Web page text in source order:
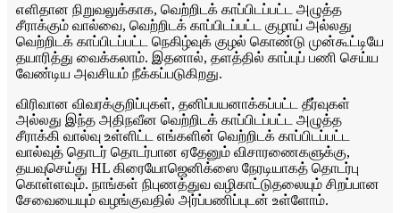
எளிதான நிறுவலுக்காக, வெற்றிடக் காப்பிடப்பட்ட அழுத்த
சீராக்கும் வால்வை, வெற்றிடக் காப்பிடப்பட்ட குழாய் அல்லது
வெற்றிடக் காப்பிடப்பட்ட நெகிழ்வுக் குழல் கொண்டு முன்கூட்டியே
தயாரித்து வைக்கலாம். இதனால், தளத்தில் காப்புப் பணி செய்ய
வேண்டிய அவசியம் நீக்கப்படுகிறது.
விரிவான விவரக்குறிப்புகள், தனிப்பயனாக்கப்பட்ட தீர்வுகள்
அல்லது இந்த அதிநவீன வெற்றிடக் காப்பிடப்பட்ட அழுத்த
சீராக்கி வால்வு உள்ளிட்ட எங்களின் வெற்றிடக் காப்பிடப்பட்ட
வால்வுத் தொடர் தொடர்பான ஏதேனும் விசாரணைகளுக்கு,
தயவுசெய்து HL கிரையோஜெனிக்ஸை நேரடியாகத் தொடர்பு
கொள்ளவும். நாங்கள் நிபுணத்துவ வழிகாட்டுதலையும் சிறப்பான
சேவையையும் வழங்குவதில் அர்ப்பணிப்புடன் உள்ளோம்.